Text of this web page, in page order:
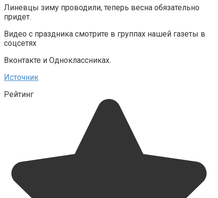
Линевцы зиму проводили, теперь весна обязательно
придет.
Видео с праздника смотрите в группах нашей газеты в
соцсетях
Вконтакте и Одноклассниках.
Источник
Рейтинг